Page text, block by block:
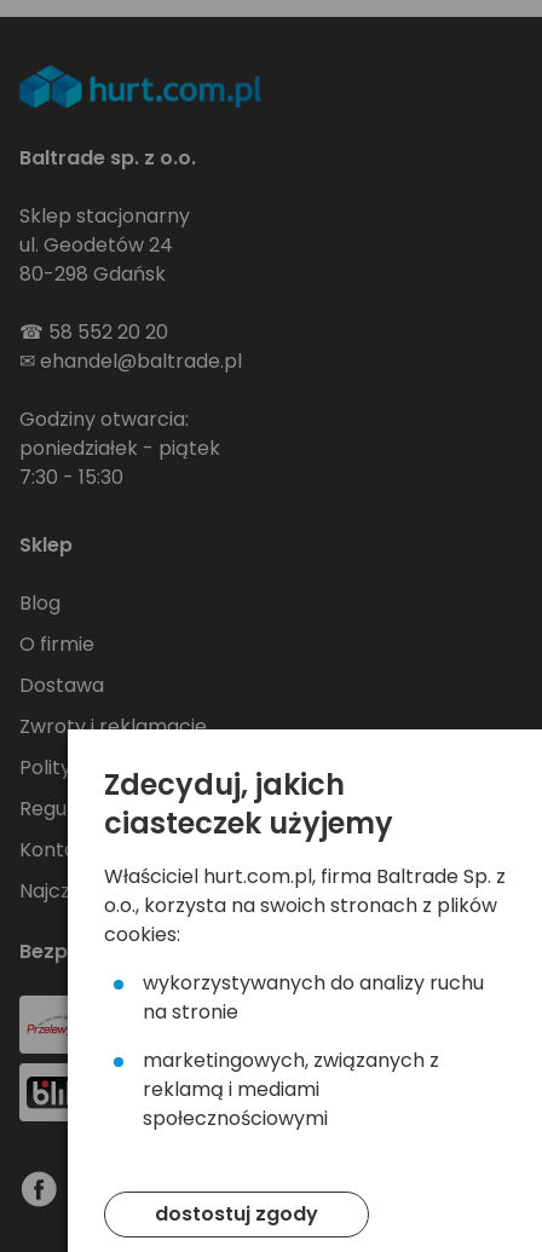
Baltrade sp. z o.o.
Sklep stacjonarny
ul. Geodetów 24
80-298 Gdańsk
☎ 58 552 20 20
✉ehandel@baltrade.pl
Godziny otwarcia:
poniedziałek - piątek
7:30 - 15:30
Sklep
Blog
O firmie
Dostawa
Zwroty i reklamacje
Polityka Prywatności
Regulamin
Kontakt
Najczęściej zadawane pytania
Bezpieczne płatności
Zdecyduj, jakich
ciasteczek użyjemy
Właściciel hurt.com.pl, firma Baltrade Sp. z
o.o., korzysta na swoich stronach z plików
cookies:
wykorzystywanych do analizy ruchu
na stronie
marketingowych, związanych z
reklamą i mediami
społecznościowymi
dostostuj zgody